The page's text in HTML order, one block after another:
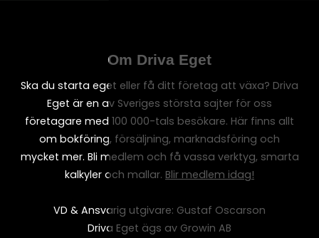
Om Driva Eget
Ska du starta eget eller få ditt företag att växa? Driva
Eget är en av Sveriges största sajter för oss
företagare med 100 000-tals besökare. Här finns allt
om bokföring, försäljning, marknadsföring och
mycket mer. Bli medlem och få vassa verktyg, smarta
kalkyler och mallar. Blir medlem idag!
VD & Ansvarig utgivare: Gustaf Oscarson
Driva Eget ägs av Growin AB